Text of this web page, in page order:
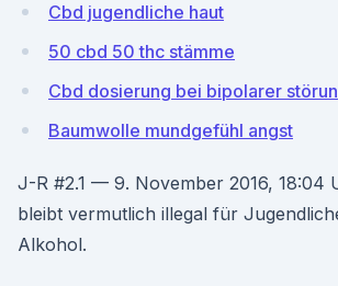
Cbd jugendliche haut
50 cbd 50 thc stämme
Cbd dosierung bei bipolarer
Baumwolle mundgefühl angst
J-R #2.1 — 9. November 2016, 18:04
bleibt vermutlich illegal für
Alkohol.